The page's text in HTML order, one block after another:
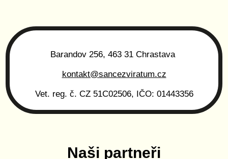
Barandov 256, 463 31 Chrastava
kontakt@sancezviratum.cz
Vet. reg. č. CZ 51C02506, IČO: 01443356
Naši partneři